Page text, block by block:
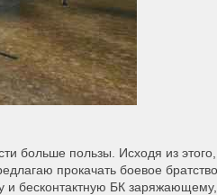
больше пользы. Исходя из
прокачать боевое
бесконтактную БК заряжающему,